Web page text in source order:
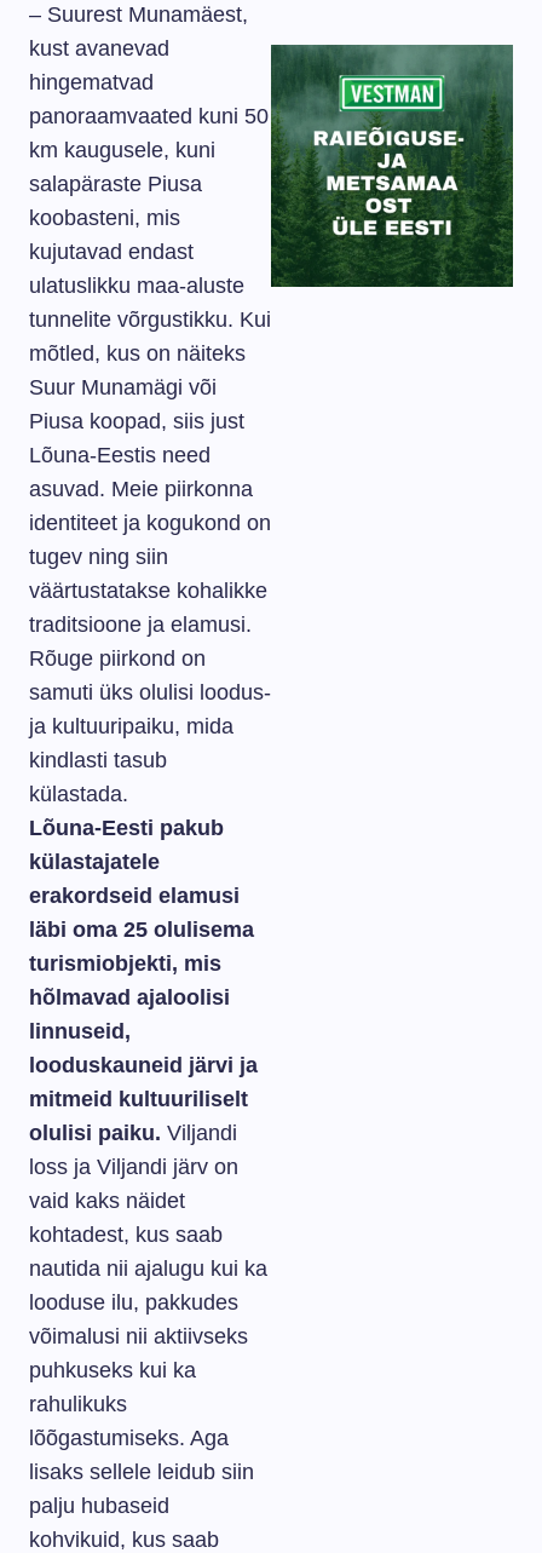
– Suurest Munamäest,
kust avanevad
hingematvad
panoraamvaated kuni 50
km kaugusele, kuni
salapäraste Piusa
koobasteni, mis
kujutavad endast
ulatuslikku maa-aluste
tunnelite võrgustikku. Kui
mõtled, kus on näiteks
Suur Munamägi või
Piusa koopad, siis just
Lõuna-Eestis need
asuvad. Meie piirkonna
identiteet ja kogukond on
tugev ning siin
väärtustatakse kohalikke
traditsioone ja elamusi.
Rõuge piirkond on
samuti üks olulisi loodus-
ja kultuuripaiku, mida
kindlasti tasub
külastada.
Lõuna-Eesti pakub
külastajatele
erakordseid elamusi
läbi oma 25 olulisema
turismiobjekti, mis
hõlmavad ajaloolisi
linnuseid,
looduskauneid järvi ja
mitmeid kultuuriliselt
olulisi paiku. Viljandi
loss ja Viljandi järv on
vaid kaks näidet
kohtadest, kus saab
nautida nii ajalugu kui ka
looduse ilu, pakkudes
võimalusi nii aktiivseks
puhkuseks kui ka
rahulikuks
lõõgastumiseks. Aga
lisaks sellele leidub siin
palju hubaseid
kohvikuid, kus saab